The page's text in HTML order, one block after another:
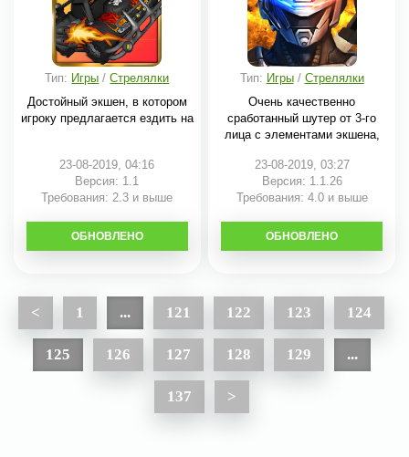
Тип: Игры /Стрелялки
Достойный экшен, в котором
игроку предлагается ездить на
23-08-2019, 04:16
Версия: 1.1
Требования: 2.3 и выше
СКАЧАТЬ
ОБНОВЛЕНО
Тип: Игры/ Стрелялки
Очень качественно
сработанный шутер от 3-го
лица с элементами экшена,
23-08-2019, 03:27
Версия: 1.1.26
Требования: 4.0 и выше
СКАЧАТЬ
ОБНОВЛЕНО
< 1 ... 121 122 123 124
125 126 127 128 129 ...
137 >